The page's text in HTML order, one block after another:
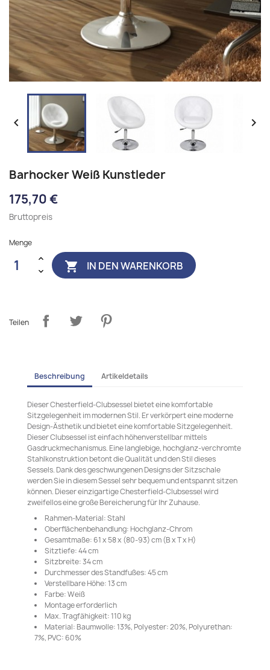
 
Barhocker Weiß Kunstleder
175,70 €
Bruttopreis
Menge
 IN DEN WARENKORB
Teilen
Beschreibung Artikeldetails
Dieser Chesterfield-Clubsessel bietet eine komfortable
Sitzgelegenheit im modernen Stil. Er verkörpert eine moderne
Design-Ästhetik und bietet eine komfortable Sitzgelegenheit.
Dieser Clubsessel ist einfach höhenverstellbar mittels
Gasdruckmechanismus. Eine langlebige, hochglanz-verchromte
Stahlkonstruktion betont die Qualität und den Stil dieses
Sessels. Dank des geschwungenen Designs der Sitzschale
werden Sie in diesem Sessel sehr bequem und entspannt sitzen
können. Dieser einzigartige Chesterfield-Clubsessel wird
zweifellos eine große Bereicherung für Ihr Zuhause.
Rahmen-Material: Stahl
Oberflächenbehandlung: Hochglanz-Chrom
Gesamtmaße: 61 x 58 x (80-93) cm (B x T x H)
Sitztiefe: 44 cm
Sitzbreite: 34 cm
Durchmesser des Standfußes: 45 cm
Verstellbare Höhe: 13 cm
Farbe: Weiß
Montage erforderlich
Max. Tragfähigkeit: 110 kg
Material: Baumwolle: 13%, Polyester: 20%, Polyurethan:
7%, PVC: 60%